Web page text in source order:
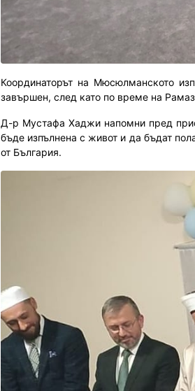
Координаторът на Мюсюлманското
завършен, след като по време на
Д-р Мустафа Хаджи напомни пред
бъде изпълнена с живот и да бъдат
от България.